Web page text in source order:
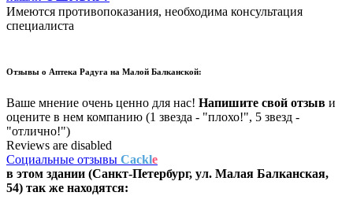
Имеются противопоказания, необходима консультация
специалиста
Отзывы о Аптека Радуга на Малой Балканской:
Ваше мнение очень ценно для нас! Напишите свой отзыв и
оцените в нем компанию (1 звезда - "плохо!", 5 звезд -
"отлично!")
Reviews are disabled
Социальные отзывы Cackle
в этом здании (Санкт-Петербург, ул. Малая Балканская,
54) так же находятся: